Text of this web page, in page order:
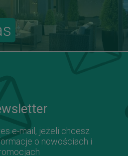
e-mail, jeżeli chcesz
o nowościach i